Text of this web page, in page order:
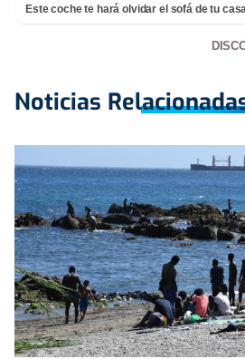
Este coche te hará olvidar el sofá de tu
Noticias